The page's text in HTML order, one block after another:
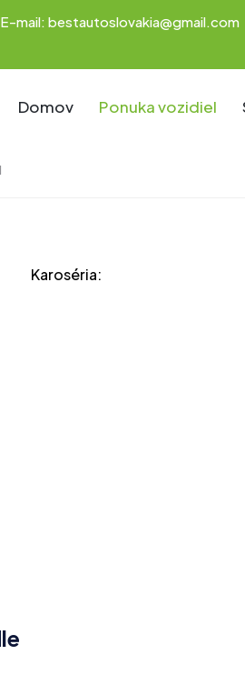
E-mail: bestautoslovakia@gmail.com
Domov Ponuka vozidiel
Karoséria: